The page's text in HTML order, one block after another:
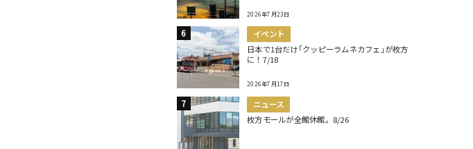
2026年7月23日
イベント
日本で1台だけ｢クッピーラムネカフェ｣が枚方
に！7/18
2026年7月17日
ニュース
枚方モールが全館休館。8/26